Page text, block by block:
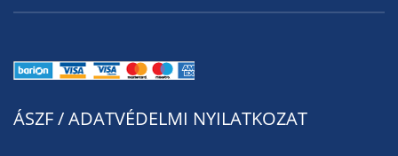
ÁSZF / ADATVÉDELMI NYILATKOZAT